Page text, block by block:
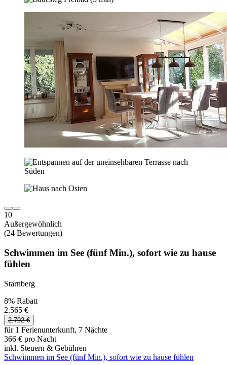
10
Außergewöhnlich
(24 Bewertungen)
Schwimmen im See (fünf Min.), sofort wie zu hause
fühlen
Starnberg
8% Rabatt
2.565 €
2.792 €
für 1 Ferienunterkunft, 7 Nächte
366 € pro Nacht
inkl. Steuern & Gebühren
Schwimmen im See (fünf Min.), sofort wie zu hause fühlen